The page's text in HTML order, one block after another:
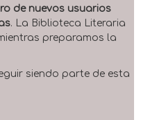
de nuevos usuarios
. La Biblioteca Literaria
preparamos la
siendo parte de esta